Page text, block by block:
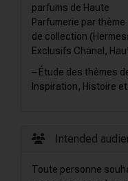
parfums de Haute
Parfumerie par thème
de collection
Exclusifs Chanel,
– Étude des thèmes
Inspiration, Histoire
Intended
Toute personne